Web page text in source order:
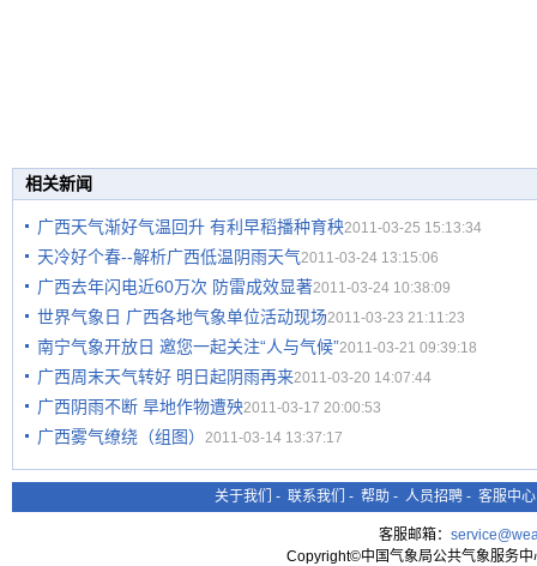
相关新闻
广西天气渐好气温回升 有利早稻播种育秧2011-03-25 15:13:34
天冷好个春--解析广西低温阴雨天气2011-03-24 13:15:06
广西去年闪电近60万次 防雷成效显著2011-03-24 10:38:09
世界气象日 广西各地气象单位活动现场2011-03-23 21:11:23
南宁气象开放日 邀您一起关注“人与气候”2011-03-21 09:39:18
广西周末天气转好 明日起阴雨再来2011-03-20 14:07:44
广西阴雨不断 旱地作物遭殃2011-03-17 20:00:53
广西雾气缭绕（组图） 2011-03-14 13:37:17
关于我们 - 联系我们 - 帮助 - 人员招聘 - 客服中心
客服邮箱：
Copyright©中国气象局公共气象服务